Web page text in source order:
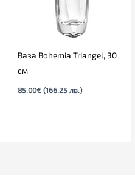
Ваза Bohemia Triangel, 30
см
85.00€ (166.25 лв.)